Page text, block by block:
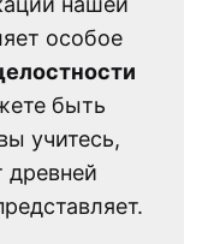
особое
быть
учитесь,
древней